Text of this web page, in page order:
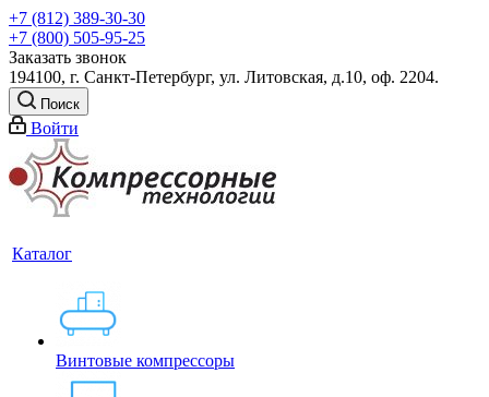
+7 (812) 389-30-30
+7 (800) 505-95-25
Заказать звонок
194100, г. Санкт-Петербург, ул. Литовская, д.10, оф. 2204.
Поиск
Войти
Каталог
Винтовые компрессоры